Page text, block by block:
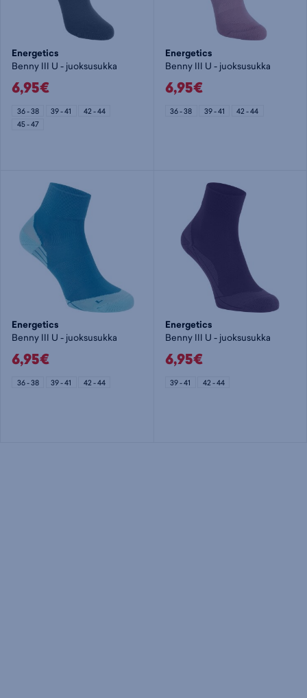
Energetics
Benny III U - juoksusukka
6,95€
36 - 38 39 - 41
42 - 44
45 - 47
Energetics
Benny III U - juoksusukka
6,95€
36 - 38 39 - 41 42 - 44
Energetics
Benny III U - juoksusukka
6,95€
36 - 38 39 - 41 42 - 44
Energetics
Benny III U - juoksusukka
6,95€
39 - 41 42 - 44